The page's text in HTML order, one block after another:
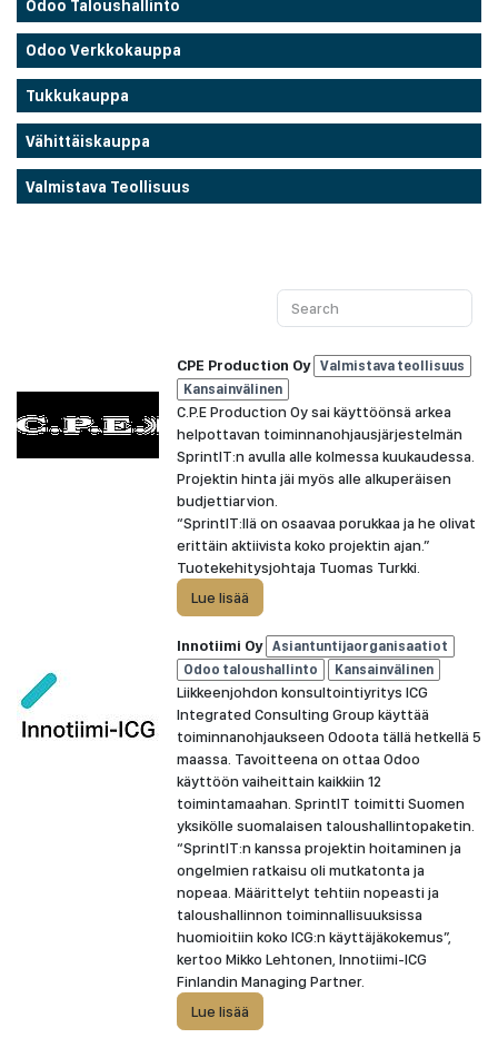
Odoo Taloushallinto
Odoo Verkkokauppa
Tukkukauppa
Vähittäiskauppa
Valmistava Teollisuus
CPE Production Oy Valmistava teollisuus
Kansainvälinen
C.P.E Production Oy sai käyttöönsä arkea
helpottavan toiminnanohjausjärjestelmän
SprintIT:n avulla alle kolmessa kuukaudessa.
Projektin hinta jäi myös alle alkuperäisen
budjettiarvion.
“SprintIT:llä on osaavaa porukkaa ja he olivat
erittäin aktiivista koko projektin ajan.”
Tuotekehitysjohtaja Tuomas Turkki.
Lue lisää
Innotiimi Oy Asiantuntijaorganisaatiot
Odoo taloushallinto
Kansainvälinen
Liikkeenjohdon konsultointiyritys ICG
Integrated Consulting Group käyttää
toiminnanohjaukseen Odoota tällä hetkellä 5
maassa. Tavoitteena on ottaa Odoo
käyttöön vaiheittain kaikkiin 12
toimintamaahan. SprintIT toimitti Suomen
yksikölle suomalaisen taloushallintopaketin.
“SprintIT:n kanssa projektin hoitaminen ja
ongelmien ratkaisu oli mutkatonta ja
nopeaa. Määrittelyt tehtiin nopeasti ja
taloushallinnon toiminnallisuuksissa
huomioitiin koko ICG:n käyttäjäkokemus”,
kertoo Mikko Lehtonen, Innotiimi-ICG
Finlandin Managing Partner.
Lue lisää